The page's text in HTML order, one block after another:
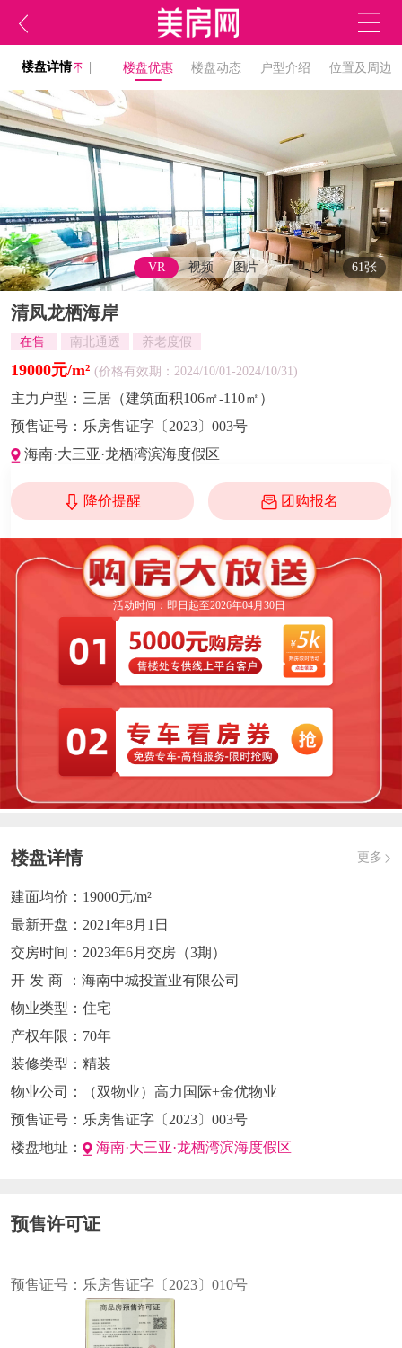
楼盘详情 楼盘优惠 楼盘动态 户型介绍 位置及周边
VR 视频 图片 61张
清凤龙栖海岸
在售 南北通透 养老度假
19000元/m² (价格有效期：2024/10/01-2024/10/31)
主力户型： 三居（建筑面积106㎡-110㎡）
预售证号： 乐房售证字〔2023〕003号
海南·大三亚·龙栖湾滨海度假区
降价提醒 团购报名
活动时间：即日起至2026年04月30日
楼盘详情 更多
建面均价： 19000元/m²
最新开盘： 2021年8月1日
交房时间： 2023年6月交房（3期）
开发商
：海南中城投置业有限公司
物业类型： 住宅
产权年限： 70年
装修类型： 精装
物业公司：
（双物业）高力国际+金优物业
预售证号： 乐房售证字〔2023〕003号
楼盘地址：
海南·大三亚·龙栖湾滨海度假区
预售许可证
预售证号： 乐房售证字〔2023〕010号